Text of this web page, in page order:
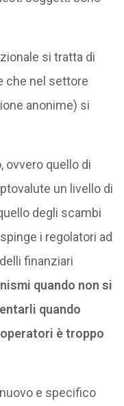
si tratta di
che nel settore
anonime) si
ovvero quello di
un livello di
degli scambi
i regolatori ad
finanziari
quando non si
quando
è troppo
e specifico